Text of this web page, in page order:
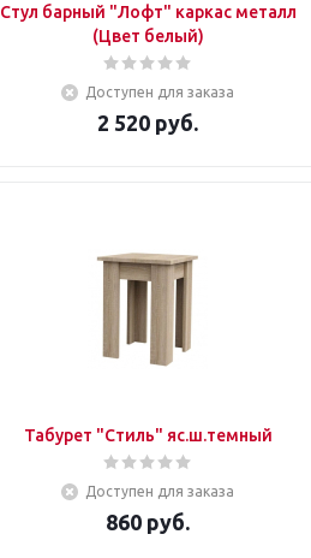
Стул барный "Лофт" каркас металл
(Цвет белый)
Доступен для заказа
2 520 руб.
Табурет "Стиль" яс.ш.темный
Доступен для заказа
860 руб.